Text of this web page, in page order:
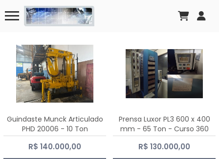
Guindaste Munck Articulado
PHD 20006 - 10 Ton
R$ 140.000,00
Prensa Luxor PL3 600 x 400
mm - 65 Ton - Curso 360
mm
R$ 130.000,00